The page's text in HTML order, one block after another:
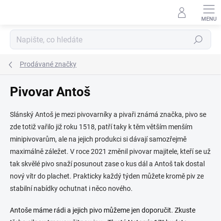
Hledat
Prodávané značky
Pivovar Antoš
Slánský Antoš je mezi pivovarníky a pivaři známá značka, pivo se
zde totiž vařilo již roku 1518, patří taky k těm větším menším
minipivovarům, ale na jejich produkci si dávají samozřejmě
maximálně záležet. V roce 2021 změnil pivovar majitele, kteří se už
tak skvělé pivo snaží posunout zase o kus dál a Antoš tak dostal
nový vítr do plachet. Prakticky každý týden můžete kromě piv ze
stabilní nabídky ochutnat i něco nového.
Antoše máme rádi a jejich pivo můžeme jen doporučit. Zkuste